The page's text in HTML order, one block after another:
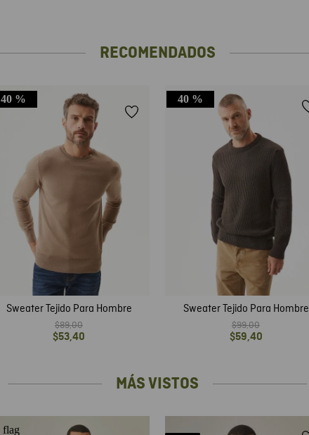
RECOMENDADOS
40 %
Sweater Tejido Para Hombre
$89,00
$53,40
40 %
Sweater Tejido Para Hombre
$99,00
$59,40
MÁS VISTOS